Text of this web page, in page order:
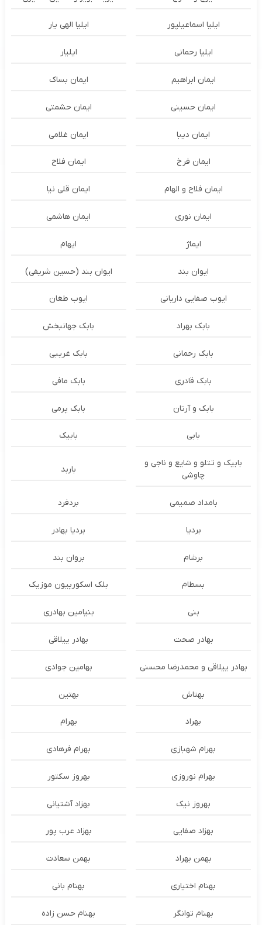
ایلیا اسماعیلپور ایلیا الهی یار
ایلیا رحمانی ایلیار
ایمان ابراهیم ایمان بساک
ایمان حسینی ایمان حشمتی
ایمان دیبا ایمان غلامی
ایمان فرخ ایمان فلاح
ایمان فلاح و الهام ایمان قلی نیا
ایمان نوری ایمان هاشمی
ایماژ ایهام
ایوان بند ایوان بند (حسین شریفی)
ایوب صفایی داریانی ایوب طغان
بابک بهراد بابک جهانبخش
بابک رحمانی بابک غریبی
بابک قادری بابک مافی
بابک و آرتان بابک پرمی
بابی بابیک
بابیک و تتلو و شایع و ناجی و
چاوشی
باربد
بامداد صمیمی بردفرد
بردیا بردیا بهادر
برشام بروان بند
بسطام بلک اسکورپیون موزیک
بنی بنیامین بهادری
بهادر صحت بهادر ییلاقی
بهادر ییلاقی و محمدرضا محسنی بهامین جوادی
بهتاش بهتین
بهراد بهرام
بهرام شهبازی بهرام فرهادی
بهرام نوروزی بهروز سکتور
بهروز نیک بهزاد آشتیانی
بهزاد صفایی بهزاد عرب پور
بهمن بهراد بهمن سعادت
بهنام اختیاری بهنام بانی
بهنام توانگر بهنام حسن زاده